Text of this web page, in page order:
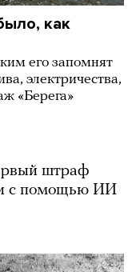
как
его запомнят
электричества,
«Берега»
штраф
с помощью ИИ